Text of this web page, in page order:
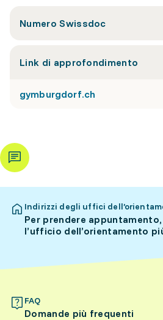
Numero Swissdoc
Link di approfondimento
gymburgdorf.ch
Indirizzi degli uffici
Per prendere
l’ufficio dell’orientamento
FAQ
Domande più frequenti